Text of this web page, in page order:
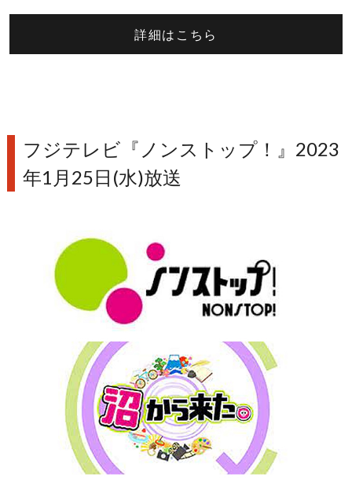
詳細はこちら
フジテレビ『ノンストップ！』2023
年1月25日(水)放送